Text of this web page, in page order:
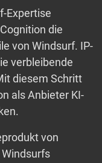
Expertise
die
von Windsurf. IP-
verbleibende
diesem Schritt
als Anbieter KI-
von